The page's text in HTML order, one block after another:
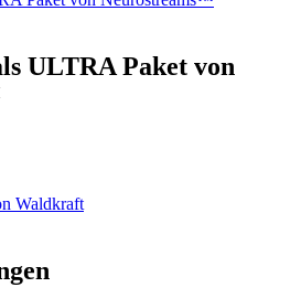
ULTRA Paket von